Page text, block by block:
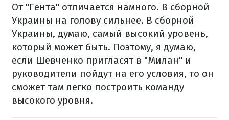
От "Гента" отличается намного. В сборной
Украины на голову сильнее. В сборной
Украины, думаю, самый высокий уровень,
который может быть. Поэтому, я думаю,
если Шевченко пригласят в "Милан" и
руководители пойдут на его условия, то он
сможет там легко построить команду
высокого уровня.